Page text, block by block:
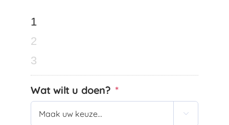
1
2
3
Wat wilt u doen? *
